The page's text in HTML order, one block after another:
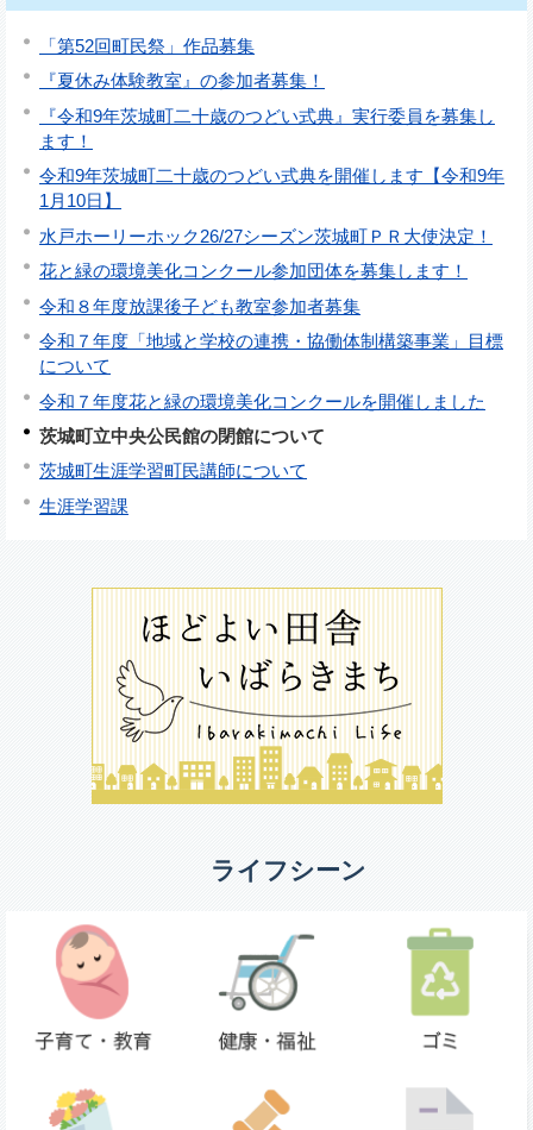
「第52回町民祭」作品募集
『夏休み体験教室』の参加者募集！
『令和9年茨城町二十歳のつどい式典』実行委員を募集し
ます！
令和9年茨城町二十歳のつどい式典を開催します【令和9年
1月10日】
水戸ホーリーホック26/27シーズン茨城町ＰＲ大使決定！
花と緑の環境美化コンクール参加団体を募集します！
令和８年度放課後子ども教室参加者募集
令和７年度「地域と学校の連携・協働体制構築事業」目標
について
令和７年度花と緑の環境美化コンクールを開催しました
茨城町立中央公民館の閉館について
茨城町生涯学習町民講師について
生涯学習課
ライフシーン